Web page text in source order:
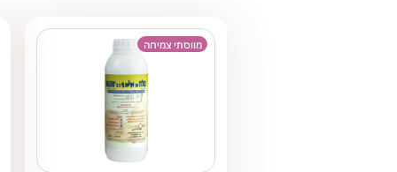
מווסתי צמיחה